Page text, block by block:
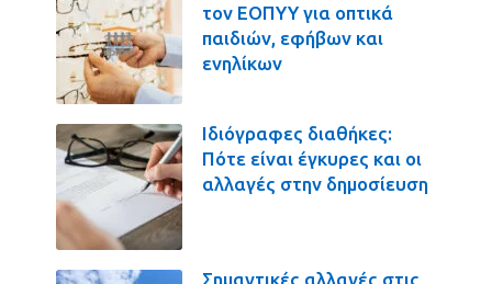
τον ΕΟΠΥΥ για οπτικά
παιδιών, εφήβων και
ενηλίκων
Ιδιόγραφες διαθήκες:
Πότε είναι έγκυρες και οι
αλλαγές στην δημοσίευση
Σημαντικές αλλαγές στις